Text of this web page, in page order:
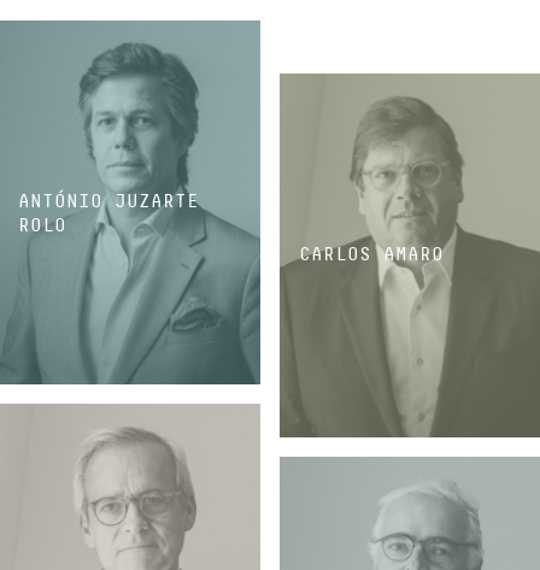
ANTÓNIO JUZARTE
ROLO
ASSOCIÉ
CARLOS AMARO
ASSOCIÉ